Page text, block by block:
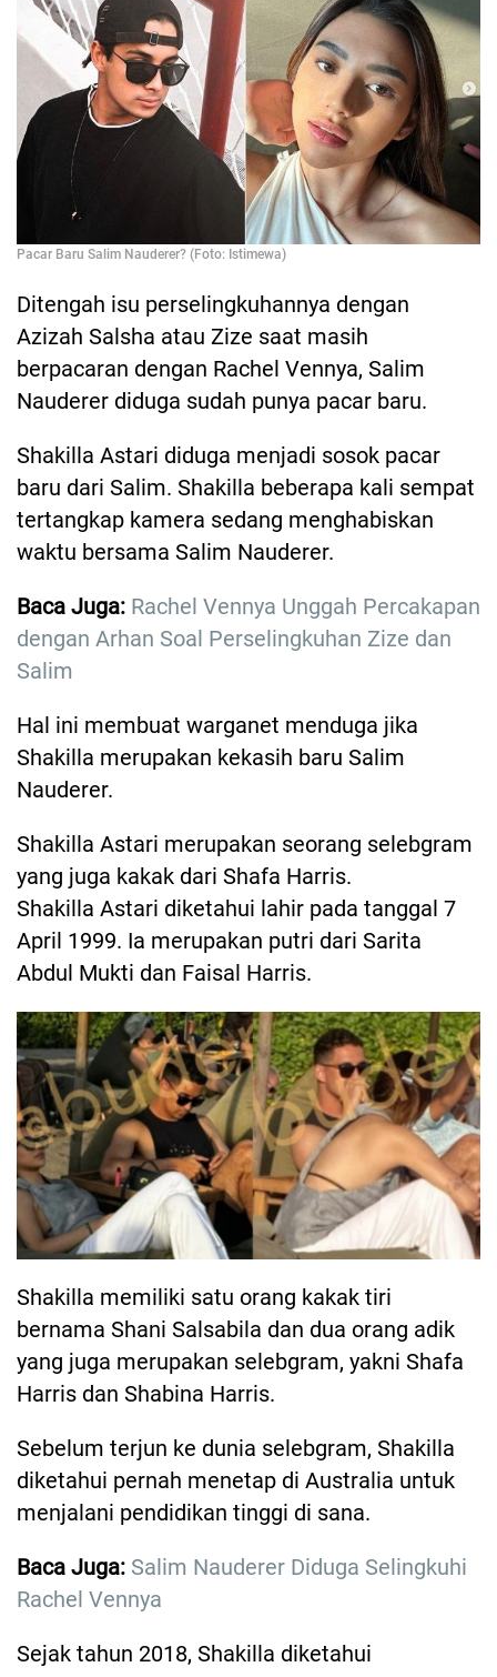
Pacar Baru Salim Nauderer? (Foto: Istimewa)
Ditengah isu perselingkuhannya dengan
Azizah Salsha atau Zize saat masih
berpacaran dengan Rachel Vennya, Salim
Nauderer diduga sudah punya pacar baru.
Shakilla Astari diduga menjadi sosok pacar
baru dari Salim. Shakilla beberapa kali sempat
tertangkap kamera sedang menghabiskan
waktu bersama Salim Nauderer.
Baca Juga: Rachel Vennya Unggah Percakapan
dengan Arhan Soal Perselingkuhan Zize dan
Salim
Hal ini membuat warganet menduga jika
Shakilla merupakan kekasih baru Salim
Nauderer.
Shakilla Astari merupakan seorang selebgram
yang juga kakak dari Shafa Harris.
Shakilla Astari diketahui lahir pada tanggal 7
April 1999. Ia merupakan putri dari Sarita
Abdul Mukti dan Faisal Harris.
Shakilla memiliki satu orang kakak tiri
bernama Shani Salsabila dan dua orang adik
yang juga merupakan selebgram, yakni Shafa
Harris dan Shabina Harris.
Sebelum terjun ke dunia selebgram, Shakilla
diketahui pernah menetap di Australia untuk
menjalani pendidikan tinggi di sana.
Baca Juga: Salim Nauderer Diduga Selingkuhi
Rachel Vennya
Sejak tahun 2018, Shakilla diketahui